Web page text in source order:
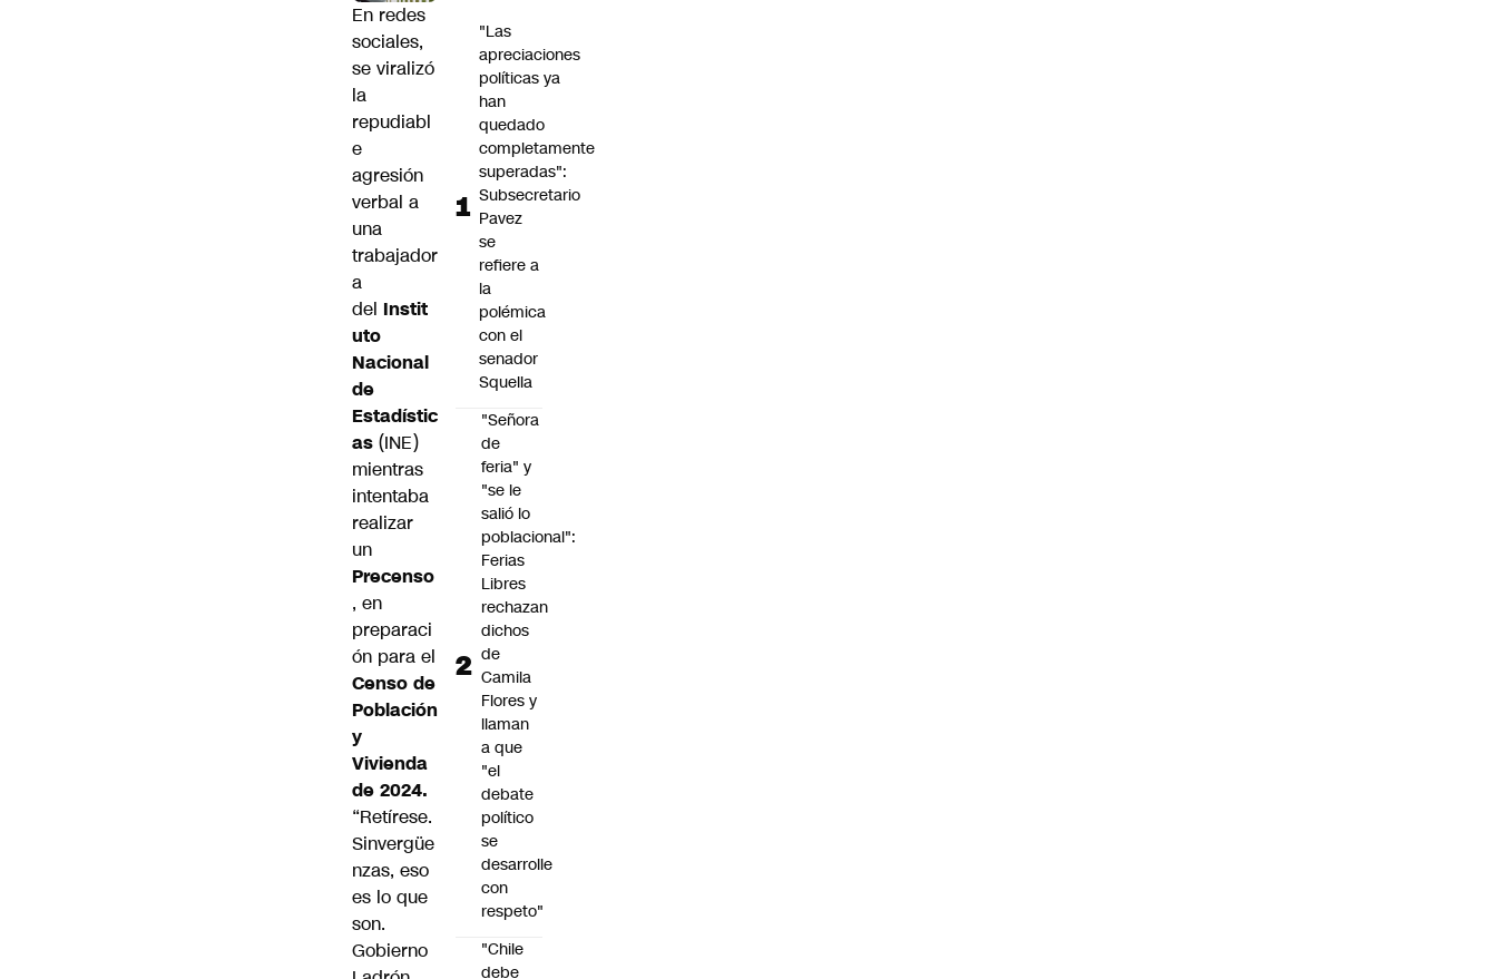
En redes
sociales,
se viralizó
la
repudiabl
e
agresión
verbal a
una
trabajador
a
del Instit
uto
Nacional
de
Estadístic
as (INE)
mientras
intentaba
realizar
un
Precenso
, en
preparaci
ón para el
Censo de
Población
y
Vivienda
de 2024.
“Retírese.
Sinvergüe
nzas, eso
es lo que
son.
Gobierno
"Las
apreciaciones
políticas ya
han
quedado
completamente
superadas":
Subsecretario
Pavez
se
refiere a
la
polémica
con el
senador
Squella
"Señora
de
feria" y
"se le
salió lo
poblacional":
Ferias
Libres
rechazan
dichos
de
Camila
Flores y
llaman
a que
"el
debate
político
se
desarrolle
con
respeto"
"Chile
debe